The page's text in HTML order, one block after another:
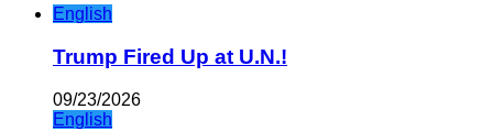
English
Trump Fired Up at U.N.!
09/23/2026
English